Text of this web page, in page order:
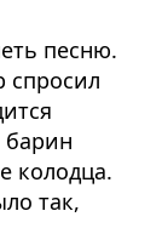
песню.
спросил
барин
колодца.
так,